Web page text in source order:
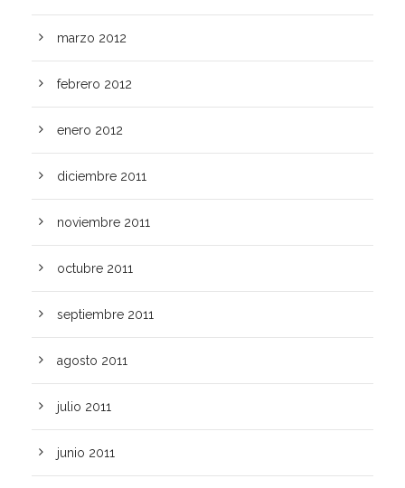
marzo 2012
febrero 2012
enero 2012
diciembre 2011
noviembre 2011
octubre 2011
septiembre 2011
agosto 2011
julio 2011
junio 2011